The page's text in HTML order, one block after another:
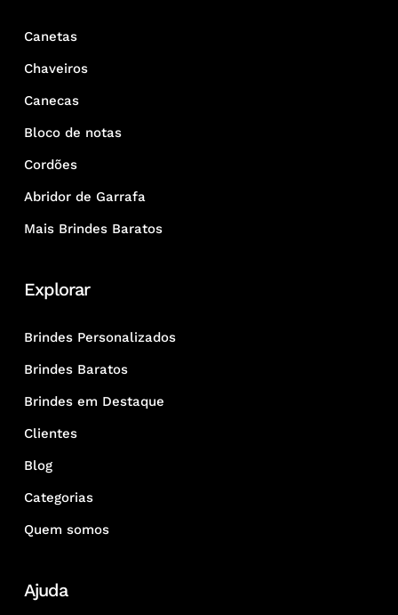
Canetas
Chaveiros
Canecas
Bloco de notas
Cordões
Abridor de Garrafa
Mais Brindes Baratos
Explorar
Brindes Personalizados
Brindes Baratos
Brindes em Destaque
Clientes
Blog
Categorias
Quem somos
Ajuda